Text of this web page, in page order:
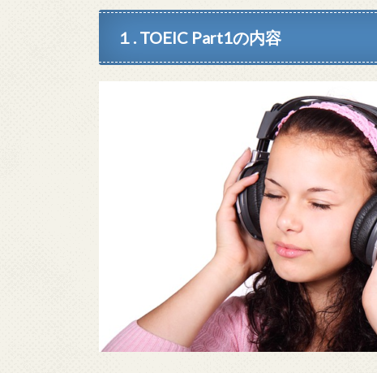
１. TOEIC Part1の内容